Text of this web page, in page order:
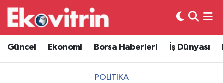
Güncel Ekonomi Borsa Haberleri İş Dünyası
POLITIKA
Güncel
Ekonomi
Hava Durumu
Trafik Durumu